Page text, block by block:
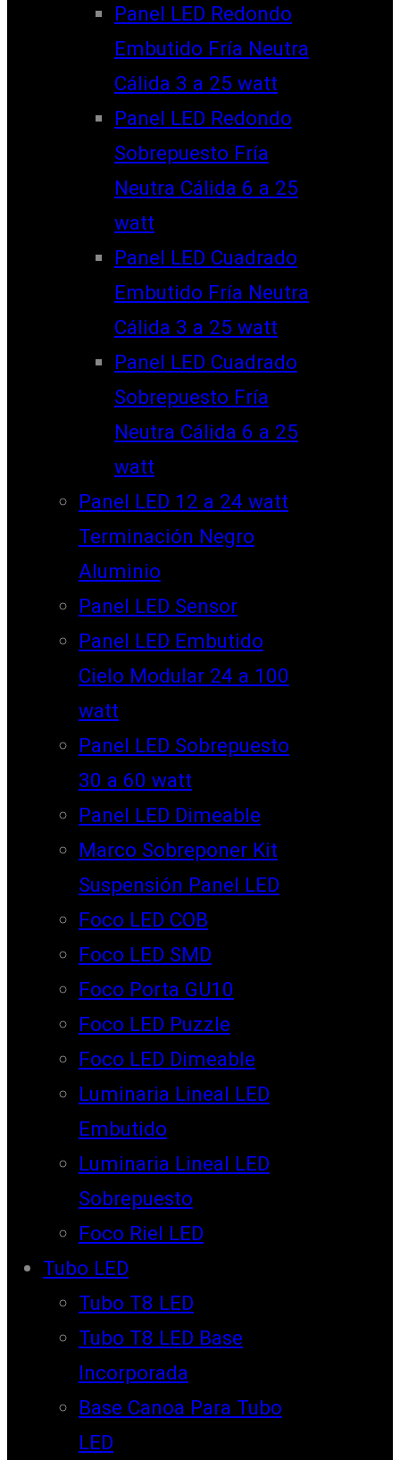
Panel LED Redondo
Embutido Fría Neutra
Cálida 3 a 25 watt
Panel LED Redondo
Sobrepuesto Fría
Neutra Cálida 6 a 25
watt
Panel LED Cuadrado
Embutido Fría Neutra
Cálida 3 a 25 watt
Panel LED Cuadrado
Sobrepuesto Fría
Neutra Cálida 6 a 25
watt
Panel LED 12 a 24 watt
Terminación Negro
Aluminio
Panel LED Sensor
Panel LED Embutido
Cielo Modular 24 a 100
watt
Panel LED Sobrepuesto
30 a 60 watt
Panel LED Dimeable
Marco Sobreponer Kit
Suspensión Panel LED
Foco LED COB
Foco LED SMD
Foco Porta GU10
Foco LED Puzzle
Foco LED Dimeable
Luminaria Lineal LED
Embutido
Luminaria Lineal LED
Sobrepuesto
Foco Riel LED
Tubo LED
Tubo T8 LED
Tubo T8 LED Base
Incorporada
Base Canoa Para Tubo
LED